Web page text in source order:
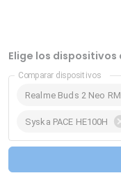
Elige los
Comparar dispositivos
Realme Buds 2 Neo
Syska PACE HE100H